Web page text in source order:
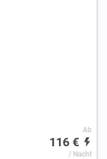
Ab
116 €
/ Nacht